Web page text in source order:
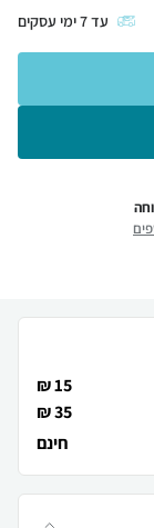
עד7ימי עסקים
15 ₪
35 ₪
חינם